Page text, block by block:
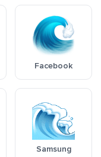
Facebook
Samsung